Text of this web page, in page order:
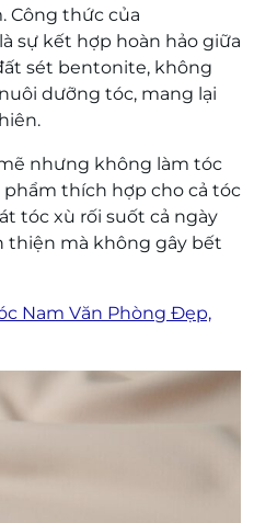
Công thức của
sự kết hợp hoàn hảo giữa
sét bentonite, không
dưỡng tóc, mang lại
nhưng không làm tóc
thích hợp cho cả tóc
tóc xù rối suốt cả ngày
thiện mà không gây bết
Nam Văn Phòng Đẹp,